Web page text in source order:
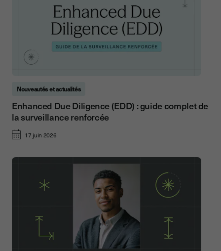
Nouveautés et actualités
Enhanced Due Diligence (EDD) : guide complet de
la surveillance renforcée
17 juin 2026